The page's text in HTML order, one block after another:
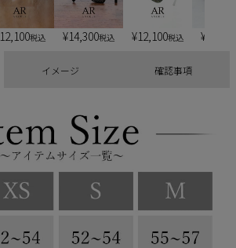
12,100税込 ¥14,300税込 ¥12,100税込 ¥
イメージ 確認事項